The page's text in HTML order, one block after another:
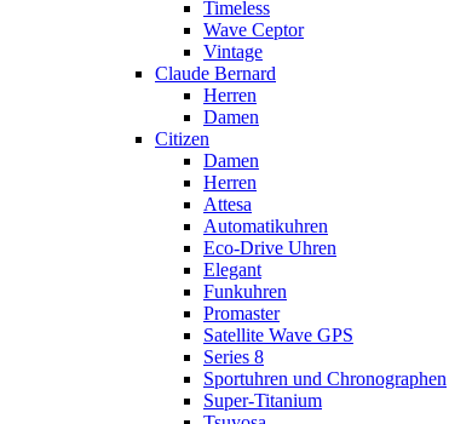
Timeless
Wave Ceptor
Vintage
Claude Bernard
Herren
Damen
Citizen
Damen
Herren
Attesa
Automatikuhren
Eco-Drive Uhren
Elegant
Funkuhren
Promaster
Satellite Wave GPS
Series 8
Sportuhren und Chronographen
Super-Titanium